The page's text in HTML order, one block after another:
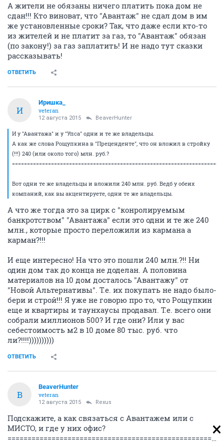
А жители не обязаны ничего платить пока дом не
сдан!!! Кто виноват, что "Авантаж" не сдал дом в им
же установленные сроки? Так, что даже если кто-то
из жителей и не платит за газ, то "Авантаж" обязан
(по закону!) за газ заплатить! И не надо тут сказки
рассказывать!
ОТВЕТИТЬ
И
Иришка_
veteran
12 августа 2015 BeaverHunter
И у "Авантажа" и у "Упса" одни и те же владельцы.
А как же слова Рощупкина в "Преценденте", что он вложил в стройку
(!!!) 240 (или около того) млн. руб.?
======================================================================
Вот одни те же владельцы и вложили 240 млн. руб. Ведб у обеих
компаний, как вы акцентируете, одни те же владельцы.
А что же тогда это за цирк с "конролируемым
банкротством" "Авантажа" если это одни и те же 240
млн., которые просто переложили из кармана а
карман?!!!
И еще интересно! На что это пошли 240 млн.?!! Ни
один дом так до конца не доделан. А половина
материалов на 10 дом досталось "Авантажу" от
"Новой Альтернативы". Т.е. их покупать не надо было-
бери и строй!!! Я уже не говорю про то, что Рощупкин
еще и квартиры и таунхаусы продавал. Т.е. всего они
собрали миллионов 500? И где они? Или у вас
себестоимость м2 в 10 доме 80 тыс. руб. что
ли?!!!!))))))))))
ОТВЕТИТЬ
B
BeaverHunter
veteran
12 августа 2015 Rexus
Подскажите, а как связаться с Авантажем или с
МИСТО, и где у них офис?
=========================================================